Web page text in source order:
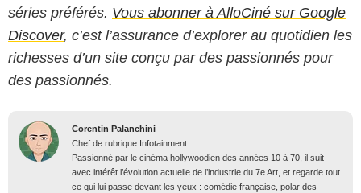
séries préférés. Vous abonner à AlloCiné sur Google
Discover, c’est l’assurance d’explorer au quotidien les
richesses d’un site conçu par des passionnés pour
des passionnés.
Corentin Palanchini
Chef de rubrique Infotainment
Passionné par le cinéma hollywoodien des années 10 à 70, il suit
avec intérêt l’évolution actuelle de l’industrie du 7e Art, et regarde tout
ce qui lui passe devant les yeux : comédie française, polar des